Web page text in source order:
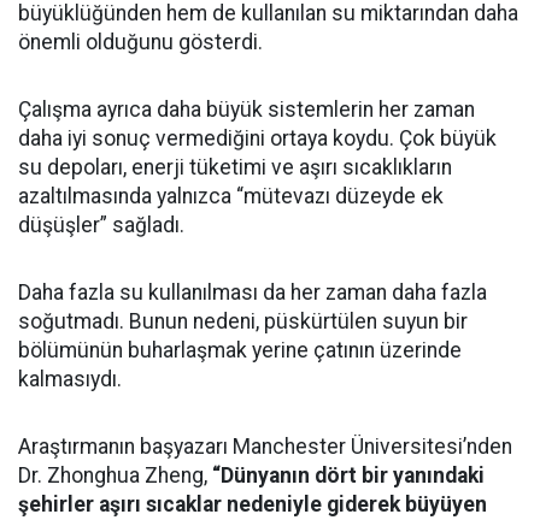
büyüklüğünden hem de kullanılan su miktarından daha
önemli olduğunu gösterdi.
Çalışma ayrıca daha büyük sistemlerin her zaman
daha iyi sonuç vermediğini ortaya koydu. Çok büyük
su depoları, enerji tüketimi ve aşırı sıcaklıkların
azaltılmasında yalnızca “mütevazı düzeyde ek
düşüşler” sağladı.
Daha fazla su kullanılması da her zaman daha fazla
soğutmadı. Bunun nedeni, püskürtülen suyun bir
bölümünün buharlaşmak yerine çatının üzerinde
kalmasıydı.
Araştırmanın başyazarı Manchester Üniversitesi’nden
Dr. Zhonghua Zheng, “Dünyanın dört bir yanındaki
şehirler aşırı sıcaklar nedeniyle giderek büyüyen